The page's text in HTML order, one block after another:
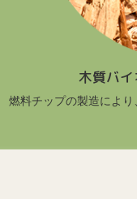
木質バ
燃料チップの製造によ